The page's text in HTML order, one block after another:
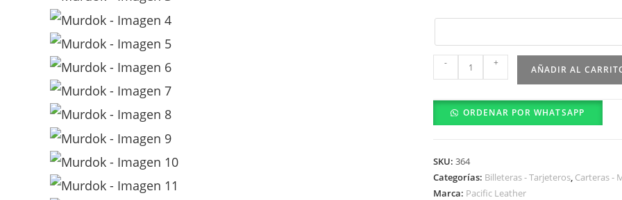
Murdok
cantidad
- +
AÑADIR AL
ORDENAR POR WHATSAPP
SKU: 364
Categorías: Billeteras - Tarjeteros, Carteras -
Marca: Pacific Leather